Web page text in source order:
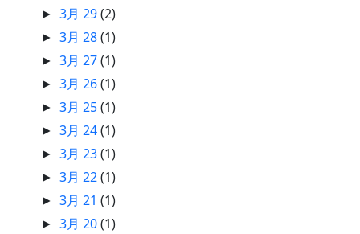
►3月 29(2)
►3月 28(1)
►3月 27(1)
►3月 26(1)
►3月 25(1)
►3月 24(1)
►3月 23(1)
►3月 22(1)
►3月 21(1)
►3月 20(1)